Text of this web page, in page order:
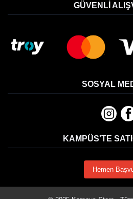
GÜVENLI
SOSYAL
KAMPÜS'TE
Hemen